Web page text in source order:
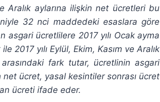
Aralık aylarına ilişkin net ücretleri bu
32 nci maddedeki esaslara göre
ücretlilere 2017 yılı Ocak ayma
yılı Eylül, Ekim, Kasım ve Aralık
fark tutar, ücretlinin asgari
ücret, yasal kesintiler sonrası ücret
ücreti ifade eder.